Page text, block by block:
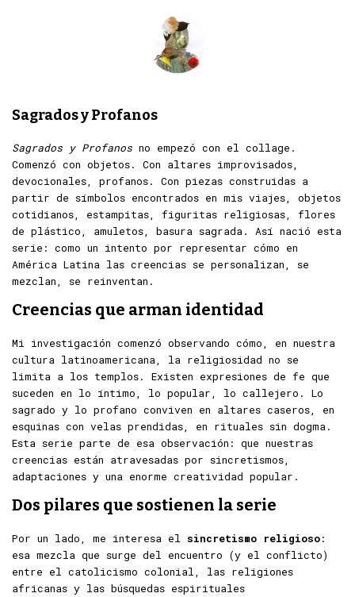
Sagrados y Profanos
Sagrados y Profanos no empezó con el collage.
Comenzó con objetos. Con altares improvisados,
devocionales, profanos. Con piezas construidas a
partir de símbolos encontrados en mis viajes, objetos
cotidianos, estampitas, figuritas religiosas, flores
de plástico, amuletos, basura sagrada. Así nació esta
serie: como un intento por representar cómo en
América Latina las creencias se personalizan, se
mezclan, se reinventan.
Creencias que arman identidad
Mi investigación comenzó observando cómo, en nuestra
cultura latinoamericana, la religiosidad no se
limita a los templos. Existen expresiones de fe que
suceden en lo íntimo, lo popular, lo callejero. Lo
sagrado y lo profano conviven en altares caseros, en
esquinas con velas prendidas, en rituales sin dogma.
Esta serie parte de esa observación: que nuestras
creencias están atravesadas por sincretismos,
adaptaciones y una enorme creatividad popular.
Dos pilares que sostienen la serie
Por un lado, me interesa el sincretismo religioso:
esa mezcla que surge del encuentro (y el conflicto)
entre el catolicismo colonial, las religiones
africanas y las búsquedas espirituales